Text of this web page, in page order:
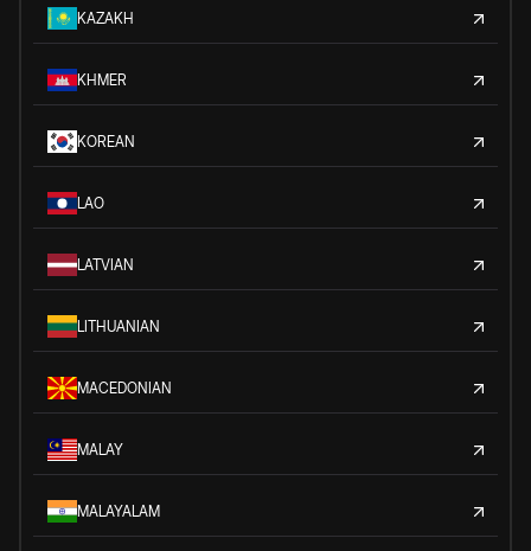
KAZAKH
KHMER
KOREAN
LAO
LATVIAN
LITHUANIAN
MACEDONIAN
MALAY
MALAYALAM